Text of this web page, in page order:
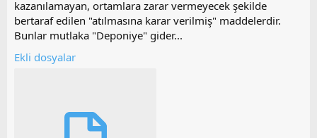
kazanılamayan, ortamlara zarar vermeyecek şekilde
bertaraf edilen "atılmasına karar verilmiş" maddelerdir.
Bunlar mutlaka "Deponiye" gider...
Ekli dosyalar